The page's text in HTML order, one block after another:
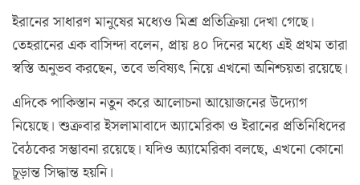
ইরানের সাধারণ মানুষের মধ্যেও মিশ্র প্রতিক্রিয়া দেখা গেছে।
তেহরানের এক বাসিন্দা বলেন, প্রায় ৪০ দিনের মধ্যে এই প্রথম তারা
স্বস্তি অনুভব করছেন, তবে ভবিষ্যৎ নিয়ে এখনো অনিশ্চয়তা রয়েছে।
এদিকে পাকিস্তান নতুন করে আলোচনা আয়োজনের উদ্যোগ
নিয়েছে। শুক্রবার ইসলামাবাদে অ্যামেরিকা ও ইরানের প্রতিনিধিদের
বৈঠকের সম্ভাবনা রয়েছে। যদিও অ্যামেরিকা বলছে, এখনো কোনো
চূড়ান্ত সিদ্ধান্ত হয়নি।